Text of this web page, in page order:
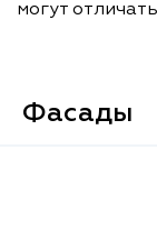
могут
Фасады